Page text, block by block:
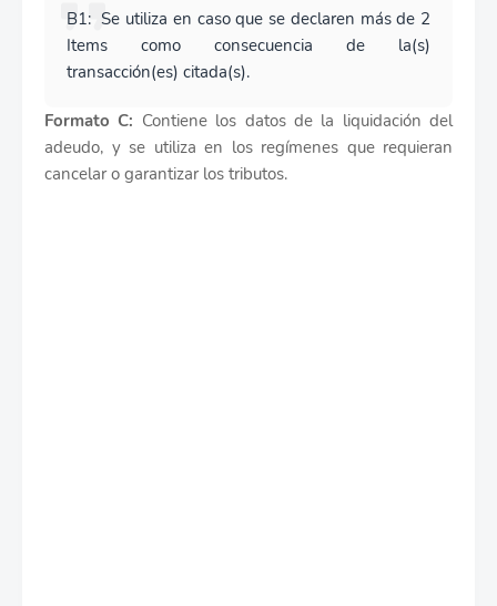
B1: Se utiliza en caso que se declaren más de 2
Items como consecuencia de la(s)
transacción(es) citada(s).
Formato C: Contiene los datos de la liquidación del
adeudo, y se utiliza en los regímenes que requieran
cancelar o garantizar los tributos.